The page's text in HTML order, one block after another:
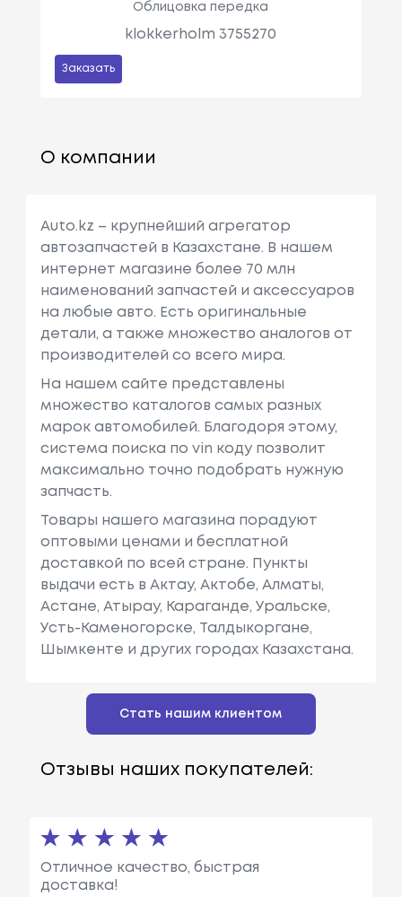
Облицовка передка
klokkerholm 3755270
Заказать
О компании
Auto.kz – крупнейший агрегатор
автозапчастей в Казахстане. В нашем
интернет магазине более 70 млн
наименований запчастей и аксессуаров
на любые авто. Есть оригинальные
детали, а также множество аналогов от
производителей со всего мира.
На нашем сайте представлены
множество каталогов самых разных
марок автомобилей. Благодоря этому,
система поиска по vin коду позволит
максимально точно подобрать нужную
запчасть.
Товары нашего магазина порадуют
оптовыми ценами и бесплатной
доставкой по всей стране. Пункты
выдачи есть в Актау, Актобе, Алматы,
Астане, Атырау, Караганде, Уральске,
Усть-Каменогорске, Талдыкоргане,
Шымкенте и других городах Казахстана.
Стать нашим клиентом
Отзывы наших покупателей:
Отличное качество, быстрая
доставка!